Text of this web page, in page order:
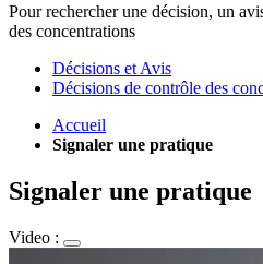
Pour rechercher une décision, un
des concentrations
Décisions et Avis
Décisions de contrôle des
Accueil
Signaler une pratique
Signaler une pratique
Video :